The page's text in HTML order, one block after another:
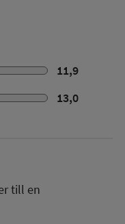
11,9
13,0
till en